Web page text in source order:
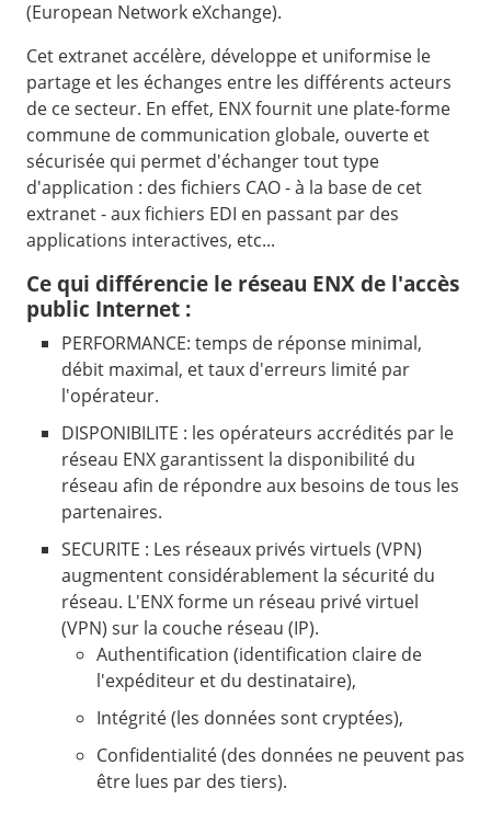
(European Network eXchange).
Cet extranet accélère, développe et uniformise le
partage et les échanges entre les différents acteurs
de ce secteur. En effet, ENX fournit une plate-forme
commune de communication globale, ouverte et
sécurisée qui permet d'échanger tout type
d'application : des fichiers CAO - à la base de cet
extranet - aux fichiers EDI en passant par des
applications interactives, etc...
Ce qui différencie le réseau ENX de l'accès
public Internet :
PERFORMANCE: temps de réponse minimal,
débit maximal, et taux d'erreurs limité par
l'opérateur.
DISPONIBILITE : les opérateurs accrédités par le
réseau ENX garantissent la disponibilité du
réseau afin de répondre aux besoins de tous les
partenaires.
SECURITE : Les réseaux privés virtuels (VPN)
augmentent considérablement la sécurité du
réseau. L'ENX forme un réseau privé virtuel
(VPN) sur la couche réseau (IP).
Authentification (identification claire de
l'expéditeur et du destinataire),
Intégrité (les données sont cryptées),
Confidentialité (des données ne peuvent pas
être lues par des tiers).